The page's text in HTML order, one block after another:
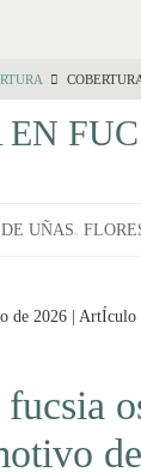
EN
UÑAS,
de 2026 |